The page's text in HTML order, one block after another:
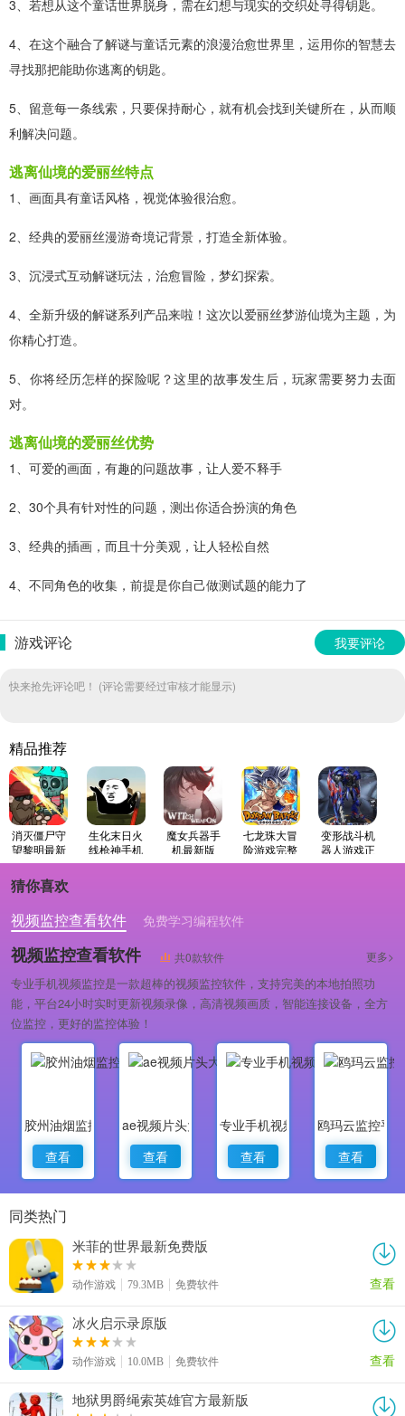
3、若想从这个童话世界脱身，需在幻想与现实的交织处寻得钥匙。
4、在这个融合了解谜与童话元素的浪漫治愈世界里，运用你的智慧去
寻找那把能助你逃离的钥匙。
5、留意每一条线索，只要保持耐心，就有机会找到关键所在，从而顺
利解决问题。
逃离仙境的爱丽丝特点
1、画面具有童话风格，视觉体验很治愈。
2、经典的爱丽丝漫游奇境记背景，打造全新体验。
3、沉浸式互动解谜玩法，治愈冒险，梦幻探索。
4、全新升级的解谜系列产品来啦！这次以爱丽丝梦游仙境为主题，为
你精心打造。
5、你将经历怎样的探险呢？这里的故事发生后，玩家需要努力去面
对。
逃离仙境的爱丽丝优势
1、可爱的画面，有趣的问题故事，让人爱不释手
2、30个具有针对性的问题，测出你适合扮演的角色
3、经典的插画，而且十分美观，让人轻松自然
4、不同角色的收集，前提是你自己做测试题的能力了
游戏评论 我要评论
快来抢先评论吧！ (评论需要经过审核才能显示)
精品推荐
消灭僵尸守
望黎明最新
免费版
生化末日火
线枪神手机
免费版
魔女兵器手
机最新版
七龙珠大冒
险游戏完整
版
变形战斗机
器人游戏正
版
猜你喜欢
视频监控查看软件
免费学习编程软件
专业做婚礼策划的软件
视频监控查看软件 共0款软件 更多>
专业手机视频监控是一款超棒的视频监控软件，支持完美的本地拍照功
能，平台24小时实时更新视频录像，高清视频画质，智能连接设备，全方
位监控，更好的监控体验！
胶州油烟监控
查看
ae视频片头大师
查看
专业手机视频监控
查看
鸥玛云监控平
查看
同类热门
米菲的世界最新免费版
动作游戏 79.3MB 免费软件 查看
冰火启示录原版
动作游戏 10.0MB 免费软件 查看
地狱男爵绳索英雄官方最新版